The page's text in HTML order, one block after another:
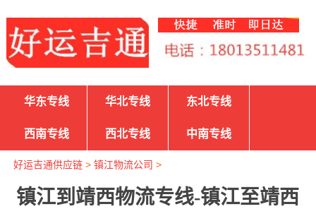
华东专线 华北专线 东北专线
西南专线 西北专线 中南专线
好运吉通供应链> 镇江物流公司 >
镇江到靖西物流专线-镇江至靖西